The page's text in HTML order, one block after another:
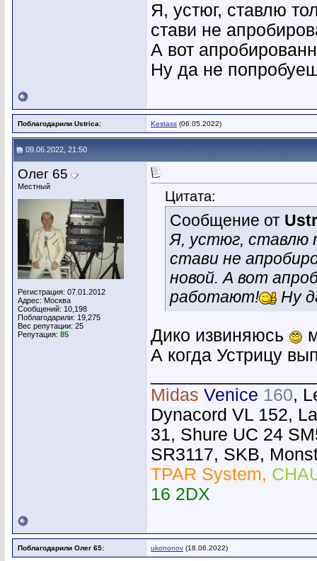
Я, устюг, ставлю
стави не
А вот
Ну да не
Поблагодарили Ustrica: Kestass (06.05.2022)
09.06.2022, 21:50
Олег 65
Местный
Регистрация: 07.01.2012
Адрес: Москва
Сообщений: 10,198
Поблагодарили: 19,275
Вес репутации: 25
Репутация: 85
Цитата:
Сообщение от
Я, устюг, ставлю
стави не
новой. А вот
работают!
Ну
Дико извиняюсь
А когда Устрицу
Midas Venice 160,
Dynacord VL 152,
31, Shure UC 24
SR3117, SKB,
TPAR System,
16 2DX
Поблагодарили Олег 65: ukononov (18.06.2022)